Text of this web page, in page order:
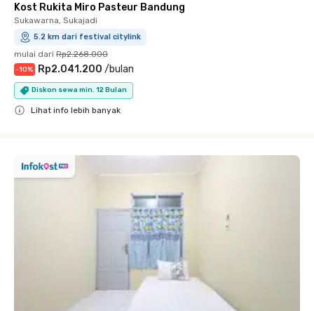
Kost Rukita Miro Pasteur Bandung
Sukawarna, Sukajadi
5.2 km dari festival citylink
mulai dari Rp2.268.000
-10% Rp2.041.200 /bulan
Diskon sewa min. 12 Bulan
Lihat info lebih banyak